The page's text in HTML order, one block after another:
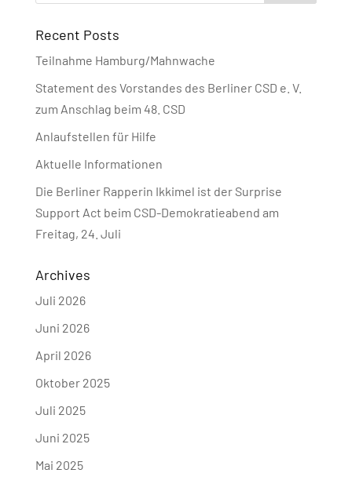
Recent Posts
Teilnahme Hamburg/Mahnwache
Statement des Vorstandes des Berliner CSD e. V.
zum Anschlag beim 48. CSD
Anlaufstellen für Hilfe
Aktuelle Informationen
Die Berliner Rapperin Ikkimel ist der Surprise
Support Act beim CSD-Demokratieabend am
Freitag, 24. Juli
Archives
Juli 2026
Juni 2026
April 2026
Oktober 2025
Juli 2025
Juni 2025
Mai 2025